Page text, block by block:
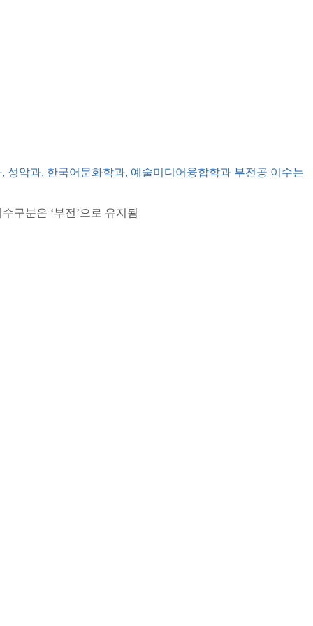
, 성악과, 한국어문화학과, 예술미디어융합학과 부전공 이수는
수구분은 ‘부전 ’으로 유지됨